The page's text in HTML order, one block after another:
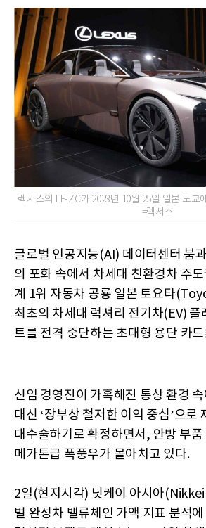
렉서스의 LF-ZC가 2023년 10월 25일 일본 도쿄
=렉서스
글로벌 인공지능(AI) 데이터센터 붐
의 포화 속에서 차세대 친환경차 주도
계 1위 자동차 공룡 일본 토요타
최초의 차세대 럭셔리 전기차(EV) 플
트를 전격 중단하는 초대형 용단 카
신임 경영진이 가혹해진 통상 환경 속
대신 ‘장부상 철저한 이익 중심’으로
대수술하기로 확정하면서, 안방 부품
메가톤급 폭풍우가 몰아치고 있다.
2일(현지시각) 닛케이 아시아(Nikkei
벌 완성차 밸류체인 가액 지표 분석